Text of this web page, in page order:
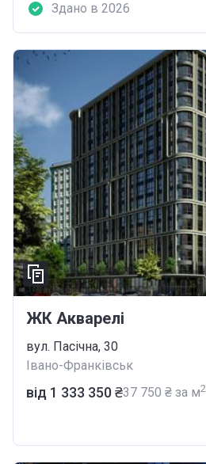
Здано в 2026
ЖК Акварелі
вул. Пасічна, 30
Івано-Франківськ
від ‍1 333 350 ₴‍37 750 ₴ за м2